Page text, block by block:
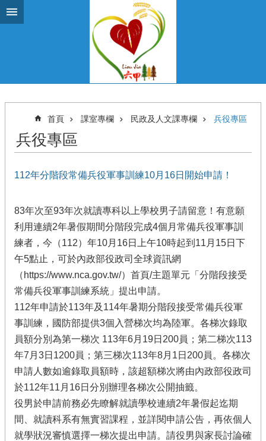
跳到主要內容區塊
首頁 課室專欄 民政及人文課專欄 兵役專區
兵役專區
112年分階段常備兵役軍事訓練10月16日開始申請！
83年次至93年次就讀專科以上學校男子請留意！有意願
利用連續2年暑假期間分階段完成4個月常備兵役軍事訓
練者，今（112）年10月16日上午10時起到11月15日下
午5點止，可於內政部役政司全球資訊網
（https://www.nca.gov.tw/）首頁/主題單元「分階段接受
常備兵役軍事訓練系統」提出申請。
112年申請於113年及114年暑期分階段接受常備兵役軍
事訓練，國防部提供3個入營梯次均為陸軍。各梯次錄取
員額分別為第一梯次 113年6月19日200員；第二梯次113
年7月3日1200員；第三梯次113年8月1日200員。各梯次
申請人數如逾錄取員額時，該超額梯次將由內政部役政司
於112年11月16日分別辦理各梯次公開抽籤。
役男於申請前務必先瞭解就讀學校連續2年暑假起迄期
間、就讀科系有無實習課程，並詳閱申請公告，再依個人
就學狀況審慎選擇一梯次提出申請。請役男與家長討論確